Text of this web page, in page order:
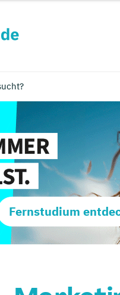
Fernstudium